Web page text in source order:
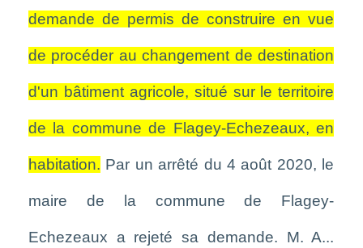
demande de permis de construire en vue
de procéder au changement de destination
d'un bâtiment agricole, situé sur le territoire
de la commune de Flagey-Echezeaux, en
habitation. Par un arrêté du 4 août 2020, le
maire de la commune de Flagey-
Echezeaux a rejeté sa demande. M. A...